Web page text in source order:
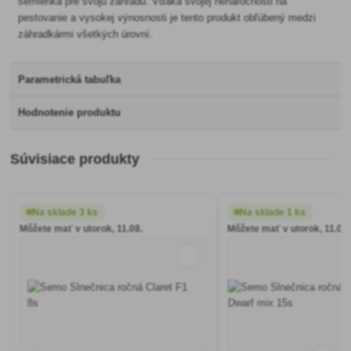
pestovanie a vysokej výnosnosti je tento produkt obľúbený medzi
záhradkármi všetkých úrovní.
Parametrická tabuľka
Hodnotenie produktu
Súvisiace produkty
Na sklade 3 ks
Môžete mať v utorok, 11.08.
Na sklade 1 ks
Môžete mať v utorok, 11.08.